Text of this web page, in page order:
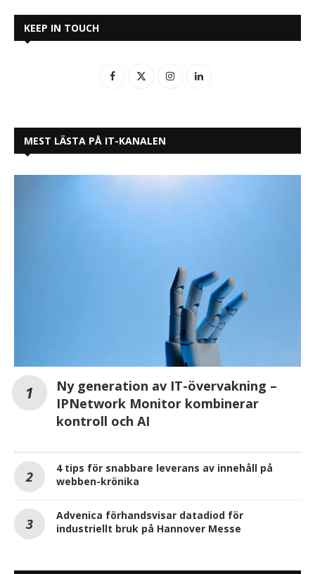
KEEP IN TOUCH
MEST LÄSTA PÅ IT-KANALEN
Ny generation av IT-övervakning –
IPNetwork Monitor kombinerar
kontroll och AI
4 tips för snabbare leverans av innehåll på
webben-krönika
Advenica förhandsvisar datadiod för
industriellt bruk på Hannover Messe